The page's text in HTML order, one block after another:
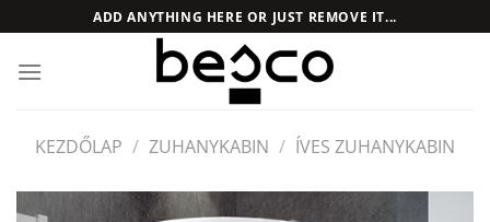
to
content
ADD ANYTHING HERE OR JUST REMOVE IT...
KEZDŐLAP / ZUHANYKABIN / ÍVES ZUHANYKABIN